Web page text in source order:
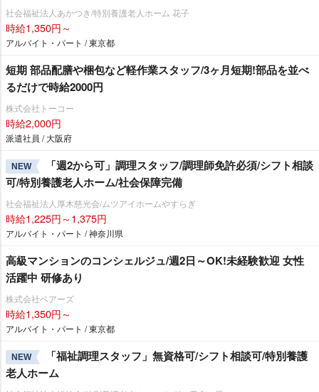
社会福祉法人あかつき/特別養護老人ホーム 花子
時給1,350円～
アルバイト・パート / 東京都
短期 部品配膳や梱包など軽作業スタッフ/3ヶ月短期!部品を並べ
るだけで時給2000円
株式会社トーコー
時給2,000円
派遣社員 / 大阪府
NEW
「週2から可」調理スタッフ/調理師免許必須/シフト相談
可/特別養護老人ホーム/社会保障完備
社会福祉法人厚木慈光会/ムツアイホームやすらぎ
時給1,225円～1,375円
アルバイト・パート / 神奈川県
高級マンションのコンシェルジュ/週2日～OK!未経験歓迎 女性
活躍中 研修あり
株式会社ベアーズ
時給1,350円～
アルバイト・パート / 東京都
NEW
「福祉調理スタッフ」無資格可/シフト相談可/特別養護
老人ホーム